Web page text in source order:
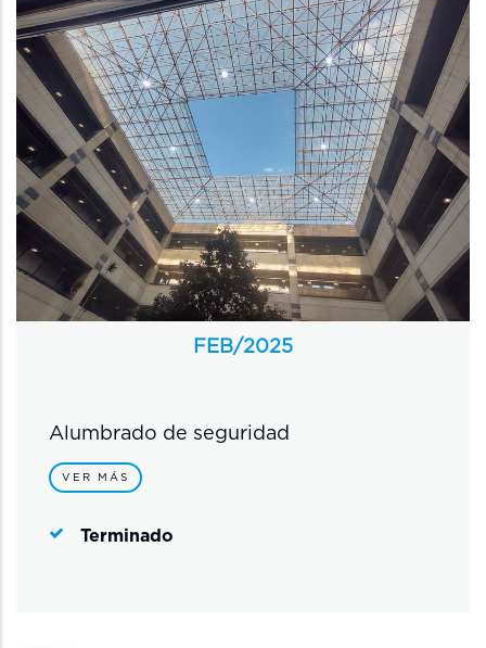
FEB/2025
Alumbrado de seguridad
VER MÁS
Terminado